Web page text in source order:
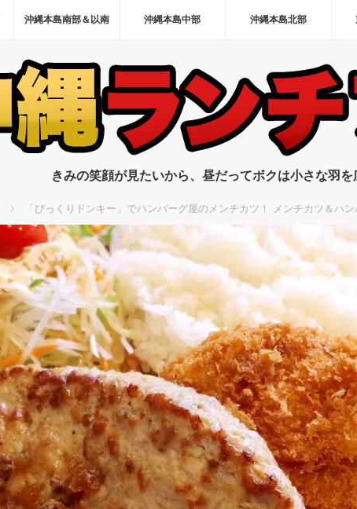
沖縄本島南部＆以南 沖縄本島中部 沖縄本島北部
きみの笑顔が見たいから、昼だってボクは小さな羽
「びっくりドンキー」でハンバーグ屋のメンチカツ！ メンチカツ＆ハ